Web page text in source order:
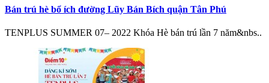
Bán trú hè bổ ích đường Lũy Bán Bích quận Tân Phú
TENPLUS SUMMER 07– 2022 Khóa Hè bán trú lần 7 năm&nbs..